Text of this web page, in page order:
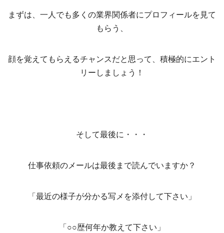
まずは、一人でも多くの業界関係者にプロフィールを見て
もらう、
顔を覚えてもらえるチャンスだと思って、積極的にエント
リーしましょう！
そして最後に・・・
仕事依頼のメールは最後まで読んでいますか？
「最近の様子が分かる写メを添付して下さい」
「○○歴何年か教えて下さい」